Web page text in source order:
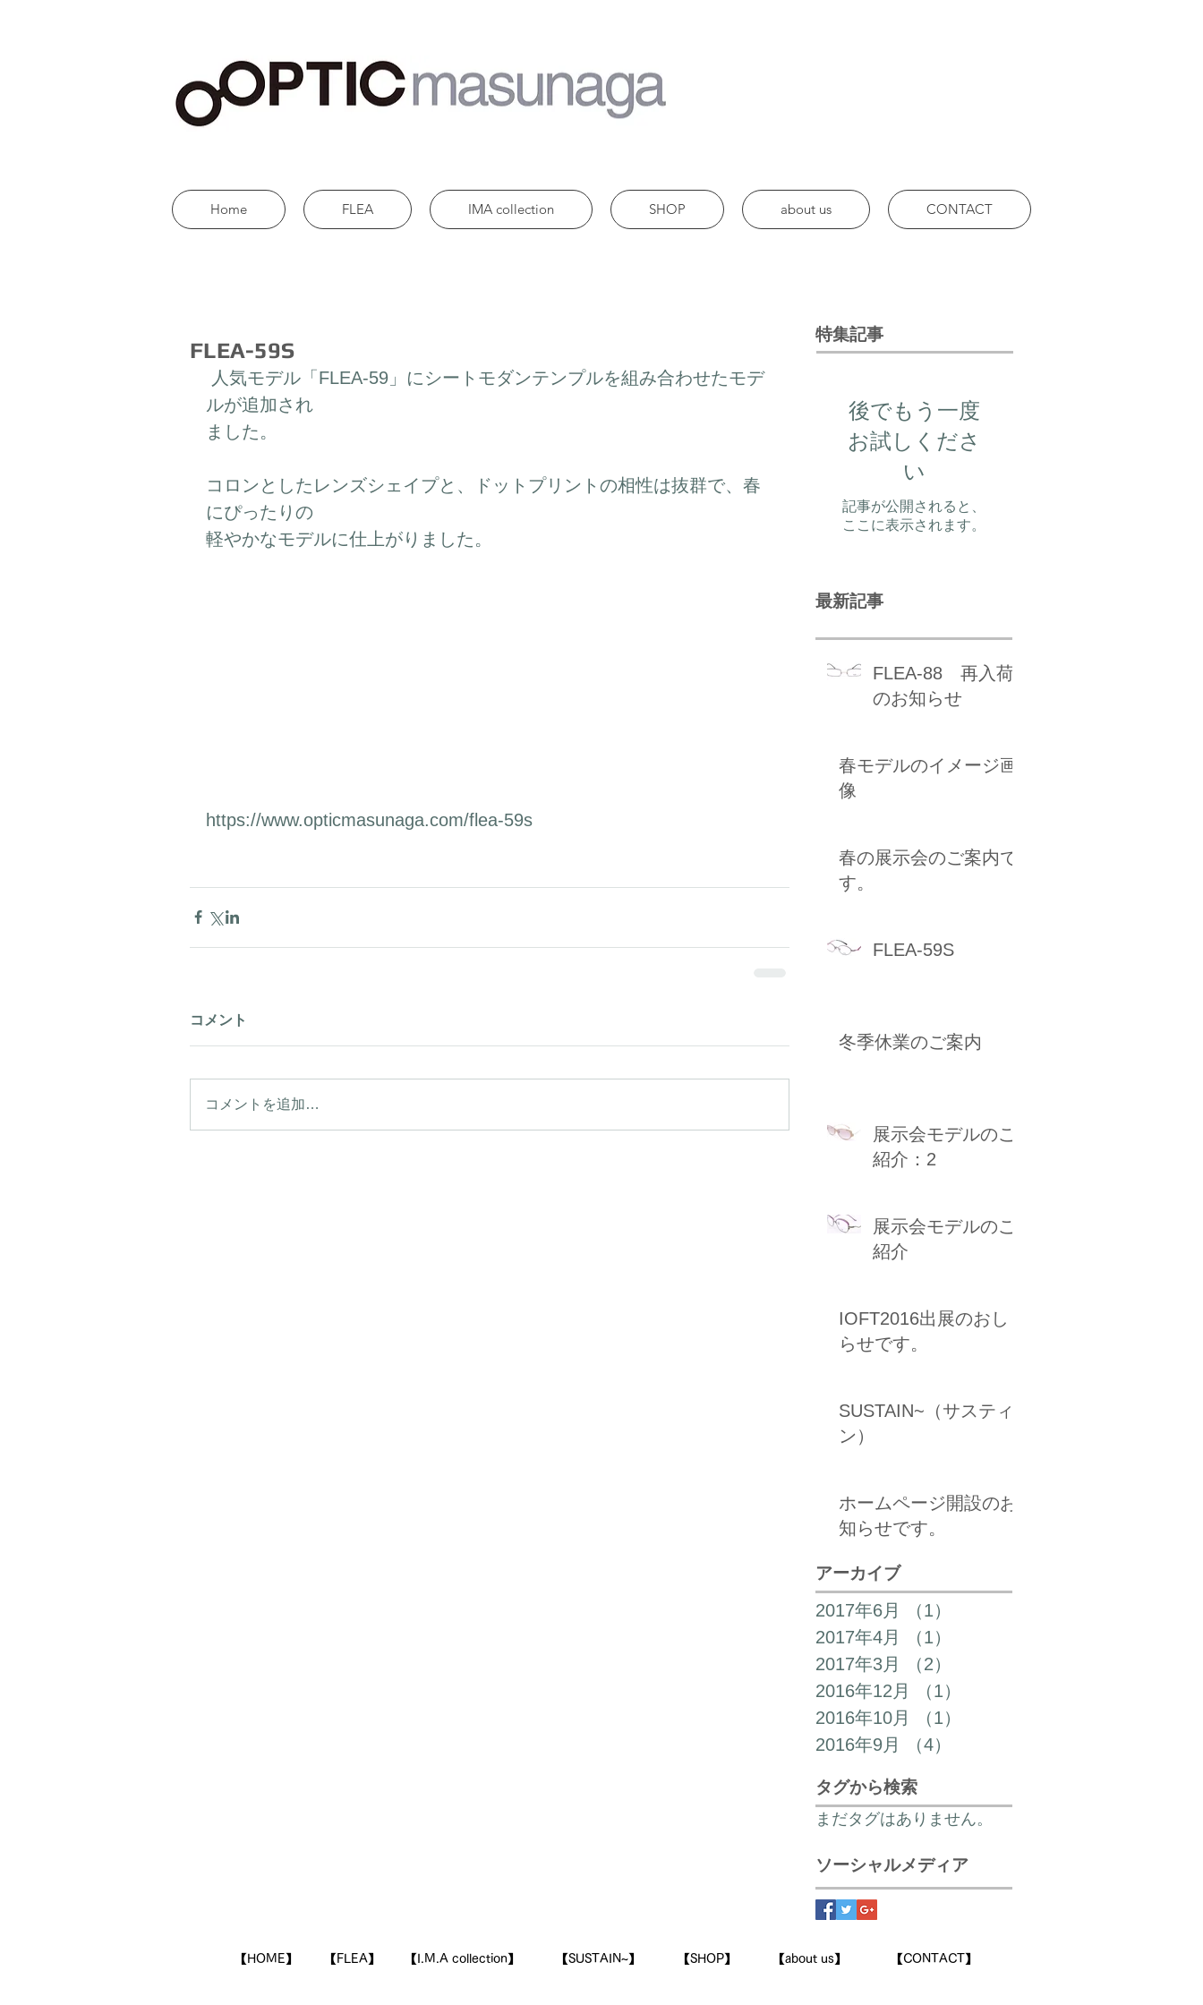
Home FLEA IMA collection SHOP about us CONTACT
FLEA-59S
ルが追加され
ました。
コロンとしたレンズシェイプと、ドットプリントの相性は抜群で、春
にぴったりの
軽やかなモデルに仕上がりました。
https://www.opticmasunaga.com/flea-59s
コメント
コメントを追加…
特集記事
後でもう一度
お試しくださ
い
記事が公開されると、
ここに表示されます。
最新記事
FLEA-88 再入荷
のお知らせ
春モデルのイメージ画
像
春の展示会のご案内で
す。
FLEA-59S
冬季休業のご案内
展示会モデルのご
紹介：2
展示会モデルのご
紹介
IOFT2016出展のおし
らせです。
SUSTAIN~（サスティ
ン）
ホームページ開設のお
知らせです。
アーカイブ
2017年6月
（1）
2017年4月
（1）
2017年3月
（2）
2016年12月
（1）
2016年10月
（1）
2016年9月
（4）
タグから検索
まだタグはありません。
ソーシャルメディア
​【HOME 】 ​【FLEA】 【I.M.A collection】 ​【SUSTAIN~】 【SHOP】 ​【about us】 ​【CONTACT】